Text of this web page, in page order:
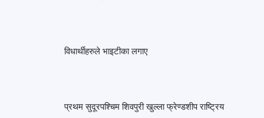
विधार्थीहरुले भाइटीका लगाए
प्रथम सुदूरपश्चिम शिवपुरी खुल्ला फ्रेण्डशीप राष्ट्रिय